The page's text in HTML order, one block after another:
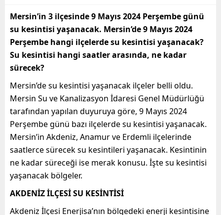
Mersin’in 3 ilçesinde 9 Mayıs 2024 Perşembe günü
su kesintisi yaşanacak. Mersin’de 9 Mayıs 2024
Perşembe hangi ilçelerde su kesintisi yaşanacak?
Su kesintisi hangi saatler arasında, ne kadar
sürecek?
Mersin’de su kesintisi yaşanacak ilçeler belli oldu.
Mersin Su ve Kanalizasyon İdaresi Genel Müdürlüğü
tarafından yapılan duyuruya göre, 9 Mayıs 2024
Perşembe günü bazı ilçelerde su kesintisi yaşanacak.
Mersin’in Akdeniz, Anamur ve Erdemli ilçelerinde
saatlerce sürecek su kesintileri yaşanacak. Kesintinin
ne kadar süreceği ise merak konusu. İşte su kesintisi
yaşanacak bölgeler.
AKDENİZ İLÇESİ SU KESİNTİSİ
Akdeniz İlçesi Enerjisa’nın bölgedeki enerji kesintisine